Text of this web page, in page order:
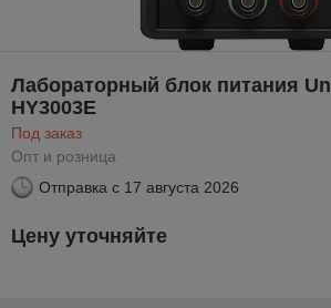
Лабораторный блок питания
HY3003E
Под заказ
Опт и розница
Отправка с 17 августа 2026
Цену уточняйте